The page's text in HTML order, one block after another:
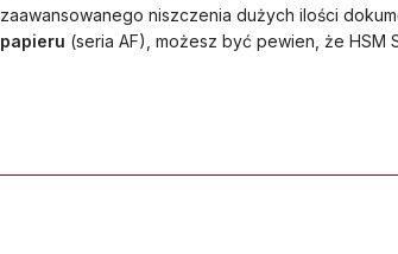
zaawansowanego niszczenia dużych ilości
papieru (seria AF), możesz być pewien, że HSM